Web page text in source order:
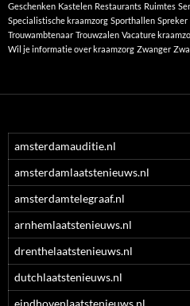
Geschenken Kastelen Restaurants Ruimtes
Specialistische kraamzorg Sporthallen Spreker
Trouwambtenaar Trouwzalen Vacature
Wil je informatie over kraamzorg Zwanger
amsterdamauditie.nl
amsterdamlaatstenieuws.nl
amsterdamtelegraaf.nl
arnhemlaatstenieuws.nl
drenthelaatstenieuws.nl
dutchlaatstenieuws.nl
eindhovenlaatstenieuws.nl